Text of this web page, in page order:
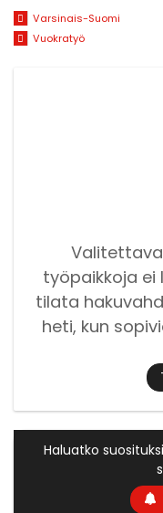
Varsinais-Suomi
Vuokratyö
työpaikkoja ei
tilata
heti, kun
Haluatko